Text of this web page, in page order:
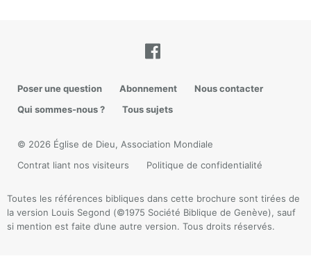
Poser une question Abonnement
Nous contacter
Qui sommes-nous ?
Tous sujets
© 2026 Église de Dieu, Association Mondiale
Contrat liant nos visiteurs
Politique de confidentialité
Toutes les références bibliques dans cette brochure sont tirées de
la version Louis Segond (©1975 Société Biblique de Genève), sauf
si mention est faite d’une autre version. Tous droits réservés.